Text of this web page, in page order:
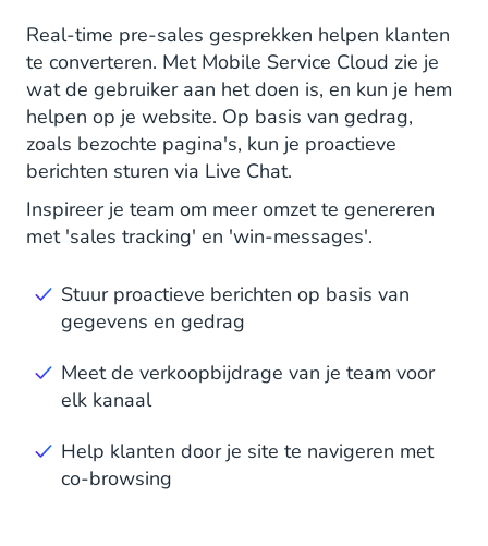
Real-time pre-sales gesprekken helpen klanten
te converteren. Met Mobile Service Cloud zie je
wat de gebruiker aan het doen is, en kun je hem
helpen op je website. Op basis van gedrag,
zoals bezochte pagina's, kun je proactieve
berichten sturen via Live Chat.
Inspireer je team om meer omzet te genereren
met 'sales tracking' en 'win-messages'.
Stuur proactieve berichten op basis van
gegevens en gedrag
Meet de verkoopbijdrage van je team voor
elk kanaal
Help klanten door je site te navigeren met
co-browsing